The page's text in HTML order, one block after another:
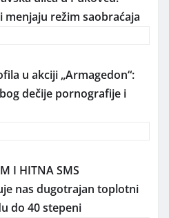
menjaju režim saobraćaja
u akciji „Armagedon“:
dečije pornografije i
I HITNA SMS
nas dugotrajan toplotni
do 40 stepeni